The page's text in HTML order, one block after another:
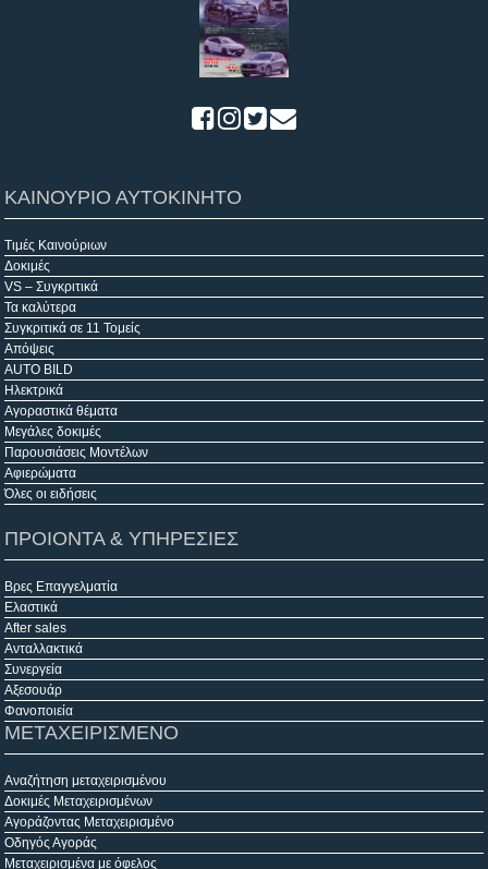
ΚΑΙΝΟΥΡΙΟ ΑΥΤΟΚΙΝΗΤΟ
Τιμές Καινούριων
Δοκιμές
VS – Συγκριτικά
Τα καλύτερα
Συγκριτικά σε 11 Τομείς
Απόψεις
AUTO BILD
Ηλεκτρικά
Αγοραστικά θέματα
Μεγάλες δοκιμές
Παρουσιάσεις Μοντέλων
Αφιερώματα
Όλες οι ειδήσεις
ΠΡΟΙΟΝΤΑ & ΥΠΗΡΕΣΙΕΣ
Βρες Επαγγελματία
Ελαστικά
After sales
Ανταλλακτικά
Συνεργεία
Αξεσουάρ
Φανοποιεία
ΜΕΤΑΧΕΙΡΙΣΜΕΝΟ
Αναζήτηση μεταχειρισμένου
Δοκιμές Μεταχειρισμένων
Αγοράζοντας Μεταχειρισμένο
Οδηγός Αγοράς
Μεταχειρισμένα με όφελος